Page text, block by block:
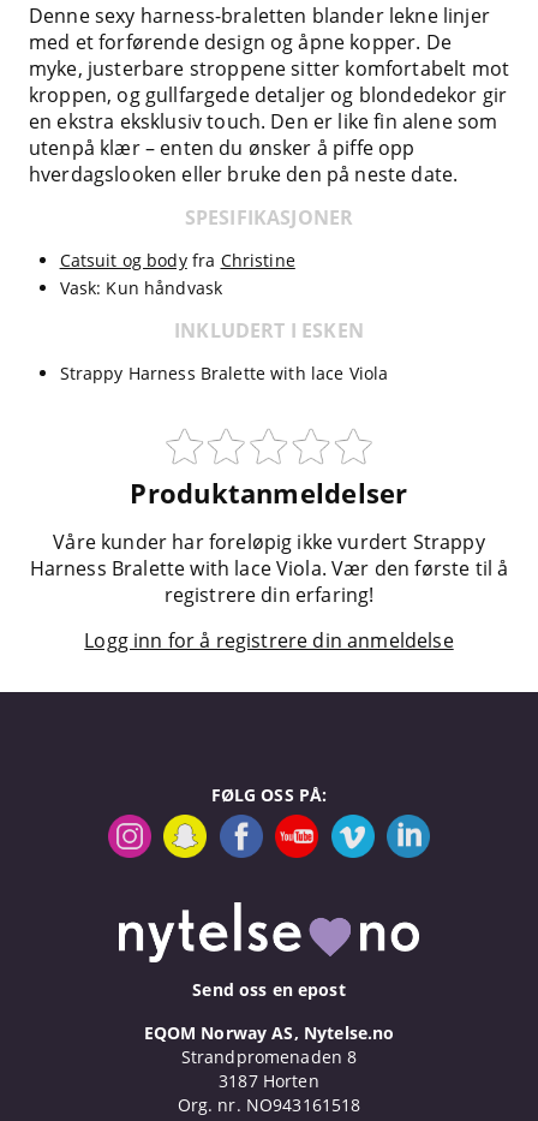
Denne sexy harness-braletten blander lekne linjer
med et forførende design og åpne kopper. De
myke, justerbare stroppene sitter komfortabelt mot
kroppen, og gullfargede detaljer og blondedekor gir
en ekstra eksklusiv touch. Den er like fin alene som
utenpå klær – enten du ønsker å piffe opp
hverdagslooken eller bruke den på neste date.
SPESIFIKASJONER
Catsuit og bodyfra Christine
Vask: Kun håndvask
INKLUDERT I ESKEN
Strappy Harness Bralette with lace Viola
Produktanmeldelser
Våre kunder har foreløpig ikke vurdert Strappy
Harness Bralette with lace Viola. Vær den første til å
registrere din erfaring!
Logg inn for å registrere din anmeldelse
FØLG OSS PÅ:
Send oss en epost
EQOM Norway AS, Nytelse.no
Strandpromenaden 8
3187 Horten
Org. nr. NO943161518